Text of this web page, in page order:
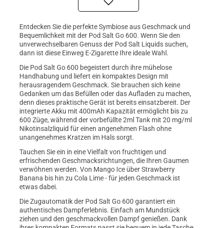
Entdecken Sie die perfekte Symbiose aus Geschmack und
Bequemlichkeit mit der Pod Salt Go 600. Wenn Sie den
unverwechselbaren Genuss der Pod Salt Liquids suchen,
dann ist diese Einweg E-Zigarette Ihre ideale Wahl.
Die Pod Salt Go 600 begeistert durch ihre mühelose
Handhabung und liefert ein kompaktes Design mit
herausragendem Geschmack. Sie brauchen sich keine
Gedanken um das Befüllen oder das Aufladen zu machen,
denn dieses praktische Gerät ist bereits einsatzbereit. Der
integrierte Akku mit 400mAh Kapazität ermöglicht bis zu
600 Züge, während der vorbefüllte 2ml Tank mit 20 mg/ml
Nikotinsalzliquid für einen angenehmen Flash ohne
unangenehmes Kratzen im Hals sorgt.
Tauchen Sie ein in eine Vielfalt von fruchtigen und
erfrischenden Geschmacksrichtungen, die Ihren Gaumen
verwöhnen werden. Von Mango Ice über Strawberry
Banana bis hin zu Cola Lime - für jeden Geschmack ist
etwas dabei.
Die Zugautomatik der Pod Salt Go 600 garantiert ein
authentisches Dampferlebnis. Einfach am Mundstück
ziehen und den geschmackvollen Dampf genießen. Dank